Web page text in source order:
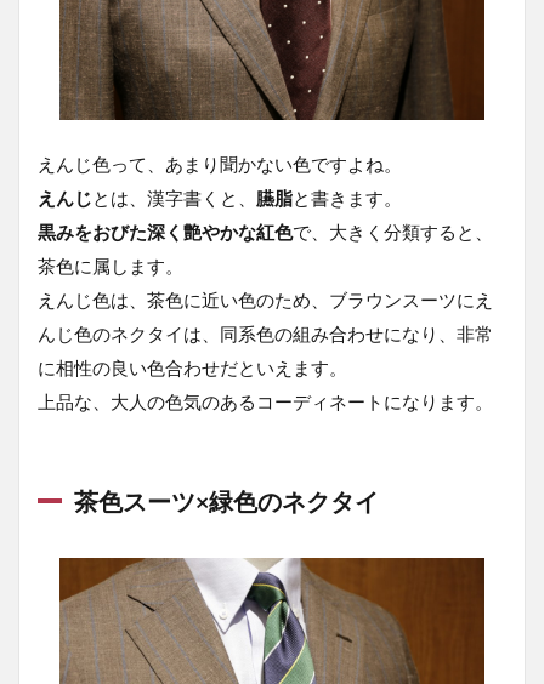
えんじ色って、あまり聞かない色ですよね。
えんじとは、漢字書くと、 臙脂と書きます。
黒みをおびた深く艶やかな紅色で、大きく分類すると、
茶色に属します。
えんじ色は、茶色に近い色のため、ブラウンスーツにえ
んじ色のネクタイは、同系色の組み合わせになり、非常
に相性の良い色合わせだといえます。
上品な、大人の色気のあるコーディネートになります。
茶色スーツ×緑色のネクタイ